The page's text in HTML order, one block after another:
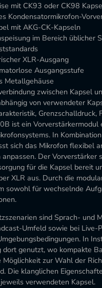
mit CK93 oder CK98
Kondensatormikrofon-
mit AKG-CK-Kapseln
im Bereich üblicher
XLR-Ausgang
Ausgangsstufe
Metallgehäuse
zwischen Kapsel
von verwendeter
Grenzschalldruck,
ist ein Vorverstärkermodul
In
sich das Mikrofon flexibel
Der Vorverstärker
für die Kapsel bereit
XLR aus. Durch die
sowohl für wechselnde
sind Sprach- und
Umfeld sowie bei Live-
In
dort genutzt, wo kompakte
Möglichkeit zur Wahl der
Die klanglichen
verwendeten Kapsel.